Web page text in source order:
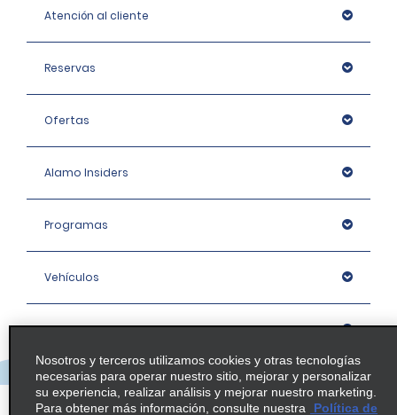
Atención al cliente
Reservas
Ofertas
Alamo Insiders
Programas
Vehículos
Oficinas
Empresa
Nosotros y terceros utilizamos cookies y otras tecnologías
necesarias para operar nuestro sitio, mejorar y personalizar
su experiencia, realizar análisis y mejorar nuestro marketing.
Para obtener más información, consulte nuestra
Política de